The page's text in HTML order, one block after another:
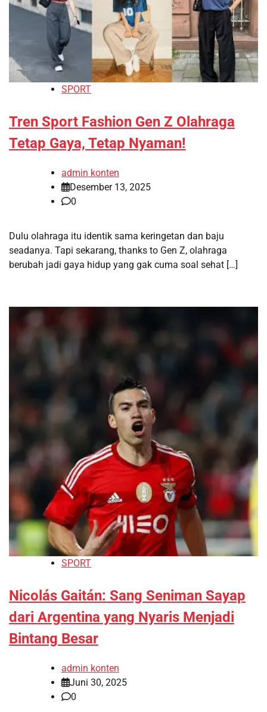
SPORT
Tren Sport Fashion Gen Z Olahraga
Tetap Gaya, Tetap Nyaman!
admin konten
Desember 13, 2025
0
Dulu olahraga itu identik sama keringetan dan baju
seadanya. Tapi sekarang, thanks to Gen Z, olahraga
berubah jadi gaya hidup yang gak cuma soal sehat […]
SPORT
Nicolás Gaitán: Sang Seniman Sayap
dari Argentina yang Nyaris Menjadi
Bintang Besar
admin konten
Juni 30, 2025
0